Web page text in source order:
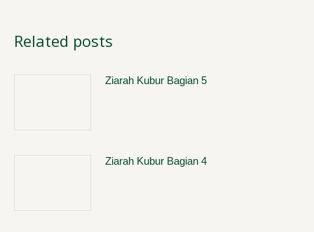
Related posts
Ziarah Kubur Bagian 5
Ziarah Kubur Bagian 4